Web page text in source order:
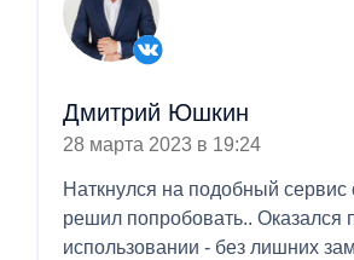
Дмитрий Юшкин
28 марта 2023 в 19:24
Наткнулся на подобный сервис
решил попробовать.. Оказался
использовании - без лишних